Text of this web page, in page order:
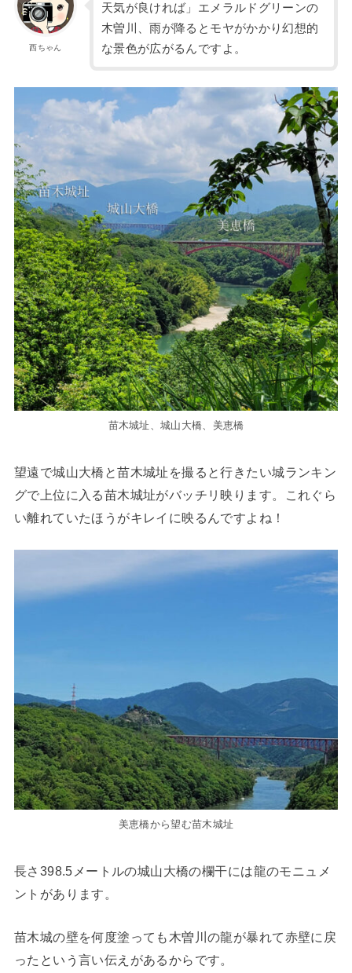
西ちゃん
天気が良ければ」エメラルドグリーンの
木曽川、雨が降るとモヤがかかり幻想的
な景色が広がるんですよ。
苗木城址、城山大橋、美恵橋
望遠で城山大橋と苗木城址を撮ると行きたい城ランキン
グで上位に入る苗木城址がバッチリ映ります。これぐら
い離れていたほうがキレイに映るんですよね！
美恵橋から望む苗木城址
長さ398.5メートルの城山大橋の欄干には龍のモニュメ
ントがあります。
苗木城の壁を何度塗っても木曽川の龍が暴れて赤壁に戻
ったという言い伝えがあるからです。